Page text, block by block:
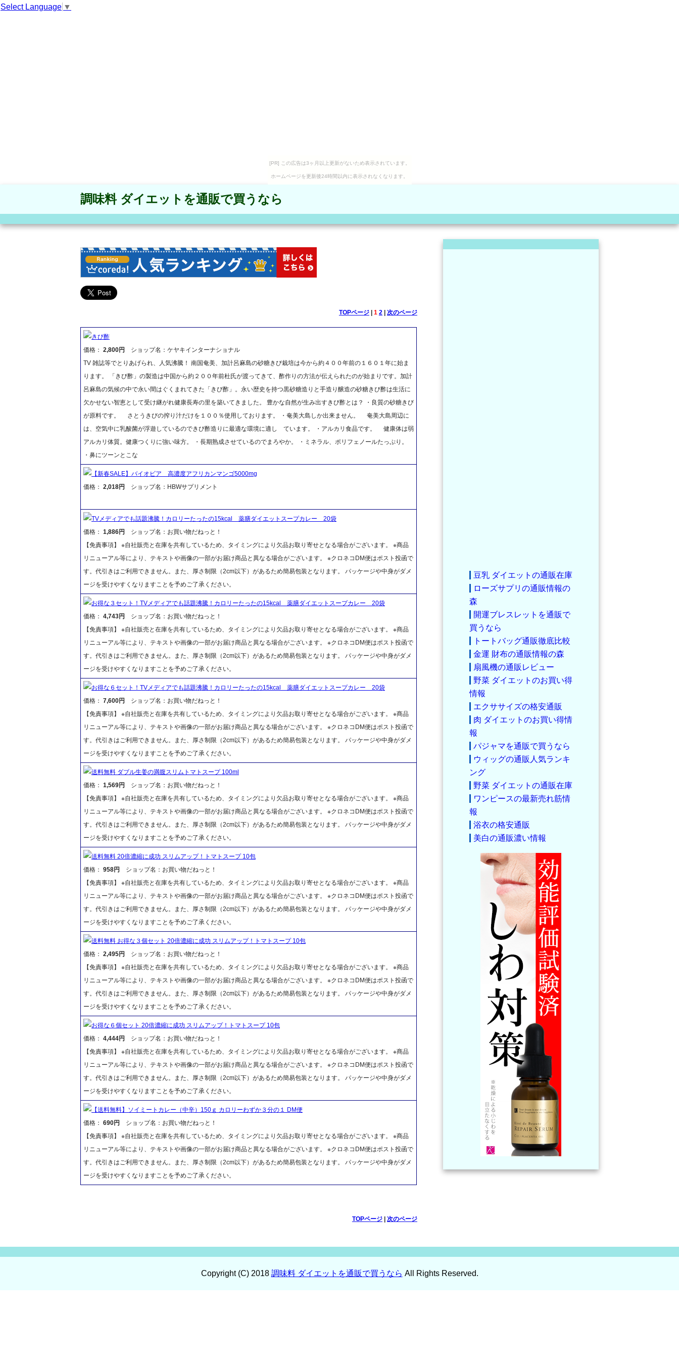
Select Language ▼
[PR] この広告は3ヶ月以上更新がないため表示されています。
ホームページを更新後24時間以内に表示されなくなります。
調味料 ダイエットを通販で買うなら
TOPページ| 1 2| 次のページ
きび酢
価格： 2,800円
ショップ名：ケヤキインターナショナル
TV 雑誌等でとりあげられ、人気沸騰！ 南国奄美、加計呂麻島の砂糖きび栽培は今から約４００年前の１６０１年に始ま
ります。 「きび酢」の製造は中国から約２００年前杜氏が渡ってきて、酢作りの方法が伝えられたのが始まりです。加計
呂麻島の気候の中で永い間はぐくまれてきた「きび酢」。永い歴史を持つ黒砂糖造りと手造り醸造の砂糖きび酢は生活に
欠かせない智恵として受け継がれ健康長寿の里を築いてきました。 豊かな自然が生み出すきび酢とは？ ・良質の砂糖きび
が原料です。 さとうきびの搾り汁だけを１００％使用しております。 ・奄美大島しか出来ません。 奄美大島周辺に
は、空気中に乳酸菌が浮遊しているのできび酢造りに最適な環境に適し ています。 ・アルカリ食品です。 健康体は弱
アルカリ体質。健康つくりに強い味方。 ・長期熟成させているのでまろやか。 ・ミネラル、ポリフェノールたっぷり。
・鼻にツーンとこな
【新春SALE】バイオビア 高濃度アフリカンマンゴ5000mg
価格： 2,018円 ショップ名：HBWサプリメント
TVメディアでも話題沸騰！カロリーたったの15kcal 薬膳ダイエットスープカレー 20袋
価格： 1,886円
ショップ名：お買い物だねっと！
【免責事項】 ※自社販売と在庫を共有しているため、タイミングにより欠品お取り寄せとなる場合がございます。 ※商品
リニューアル等により、テキストや画像の一部がお届け商品と異なる場合がございます。 ※クロネコDM便はポスト投函で
す。代引きはご利用できません。また、厚さ制限（2cm以下）があるため簡易包装となります。 パッケージや中身がダメ
ージを受けやすくなりますことを予めご了承ください。
お得な３セット！TVメディアでも話題沸騰！カロリーたったの15kcal 薬膳ダイエットスープカレー 20袋
価格： 4,743円
ショップ名：お買い物だねっと！
【免責事項】 ※自社販売と在庫を共有しているため、タイミングにより欠品お取り寄せとなる場合がございます。 ※商品
リニューアル等により、テキストや画像の一部がお届け商品と異なる場合がございます。 ※クロネコDM便はポスト投函で
す。代引きはご利用できません。また、厚さ制限（2cm以下）があるため簡易包装となります。 パッケージや中身がダメ
ージを受けやすくなりますことを予めご了承ください。
お得な６セット！TVメディアでも話題沸騰！カロリーたったの15kcal 薬膳ダイエットスープカレー 20袋
価格： 7,600円
ショップ名：お買い物だねっと！
【免責事項】 ※自社販売と在庫を共有しているため、タイミングにより欠品お取り寄せとなる場合がございます。 ※商品
リニューアル等により、テキストや画像の一部がお届け商品と異なる場合がございます。 ※クロネコDM便はポスト投函で
す。代引きはご利用できません。また、厚さ制限（2cm以下）があるため簡易包装となります。 パッケージや中身がダメ
ージを受けやすくなりますことを予めご了承ください。
送料無料 ダブル生姜の満腹スリムトマトスープ 100ml
価格： 1,569円
ショップ名：お買い物だねっと！
【免責事項】 ※自社販売と在庫を共有しているため、タイミングにより欠品お取り寄せとなる場合がございます。 ※商品
リニューアル等により、テキストや画像の一部がお届け商品と異なる場合がございます。 ※クロネコDM便はポスト投函で
す。代引きはご利用できません。また、厚さ制限（2cm以下）があるため簡易包装となります。 パッケージや中身がダメ
ージを受けやすくなりますことを予めご了承ください。
送料無料 20倍濃縮に成功 スリムアップ！トマトスープ 10包
価格： 958円
ショップ名：お買い物だねっと！
【免責事項】 ※自社販売と在庫を共有しているため、タイミングにより欠品お取り寄せとなる場合がございます。 ※商品
リニューアル等により、テキストや画像の一部がお届け商品と異なる場合がございます。 ※クロネコDM便はポスト投函で
す。代引きはご利用できません。また、厚さ制限（2cm以下）があるため簡易包装となります。 パッケージや中身がダメ
ージを受けやすくなりますことを予めご了承ください。
送料無料 お得な３個セット 20倍濃縮に成功 スリムアップ！トマトスープ 10包
価格： 2,495円
ショップ名：お買い物だねっと！
【免責事項】 ※自社販売と在庫を共有しているため、タイミングにより欠品お取り寄せとなる場合がございます。 ※商品
リニューアル等により、テキストや画像の一部がお届け商品と異なる場合がございます。 ※クロネコDM便はポスト投函で
す。代引きはご利用できません。また、厚さ制限（2cm以下）があるため簡易包装となります。 パッケージや中身がダメ
ージを受けやすくなりますことを予めご了承ください。
お得な６個セット 20倍濃縮に成功 スリムアップ！トマトスープ 10包
価格： 4,444円
ショップ名：お買い物だねっと！
【免責事項】 ※自社販売と在庫を共有しているため、タイミングにより欠品お取り寄せとなる場合がございます。 ※商品
リニューアル等により、テキストや画像の一部がお届け商品と異なる場合がございます。 ※クロネコDM便はポスト投函で
す。代引きはご利用できません。また、厚さ制限（2cm以下）があるため簡易包装となります。 パッケージや中身がダメ
ージを受けやすくなりますことを予めご了承ください。
【送料無料】ソイミートカレー（中辛）150ｇ カロリーわずか３分の１ DM便
価格： 690円
ショップ名：お買い物だねっと！
【免責事項】 ※自社販売と在庫を共有しているため、タイミングにより欠品お取り寄せとなる場合がございます。 ※商品
リニューアル等により、テキストや画像の一部がお届け商品と異なる場合がございます。 ※クロネコDM便はポスト投函で
す。代引きはご利用できません。また、厚さ制限（2cm以下）があるため簡易包装となります。 パッケージや中身がダメ
ージを受けやすくなりますことを予めご了承ください。
TOPページ| 次のページ
豆乳 ダイエットの通販在庫
ローズサプリの通販情報の
森
開運ブレスレットを通販で
買うなら
トートバッグ通販徹底比較
金運 財布の通販情報の森
扇風機の通販レビュー
野菜 ダイエットのお買い得
情報
エクササイズの格安通販
肉 ダイエットのお買い得情
報
パジャマを通販で買うなら
ウィッグの通販人気ランキ
ング
野菜 ダイエットの通販在庫
ワンピースの最新売れ筋情
報
浴衣の格安通販
美白の通販濃い情報
Copyright (C) 2018 調味料 ダイエットを通販で買うなら All Rights Reserved.